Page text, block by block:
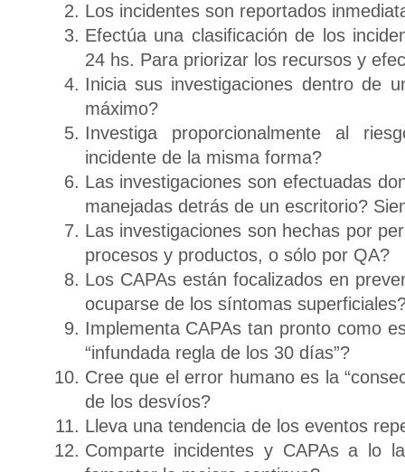
Los incidentes son reportados
Efectúa una clasificación de los
24 hs. Para priorizar los recursos y
Inicia sus investigaciones dentro de
máximo?
Investiga proporcionalmente al
incidente de la misma forma?
Las investigaciones son efectuadas
manejadas detrás de un escritorio?
Las investigaciones son hechas por
procesos y productos, o sólo por QA?
Los CAPAs están focalizados en
ocuparse de los síntomas
Implementa CAPAs tan pronto como
“infundada regla de los 30 días”?
Cree que el error humano es la
de los desvíos?
Lleva una tendencia de los eventos
Comparte incidentes y CAPAs a lo